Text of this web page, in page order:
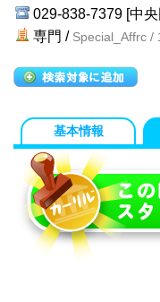
029-838-7379 [中
専門 / Special_Affrc /
基本情報